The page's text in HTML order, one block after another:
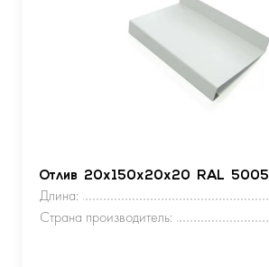
Отлив 20х150х20х20 RAL 5005
Длина:
Страна производитель: